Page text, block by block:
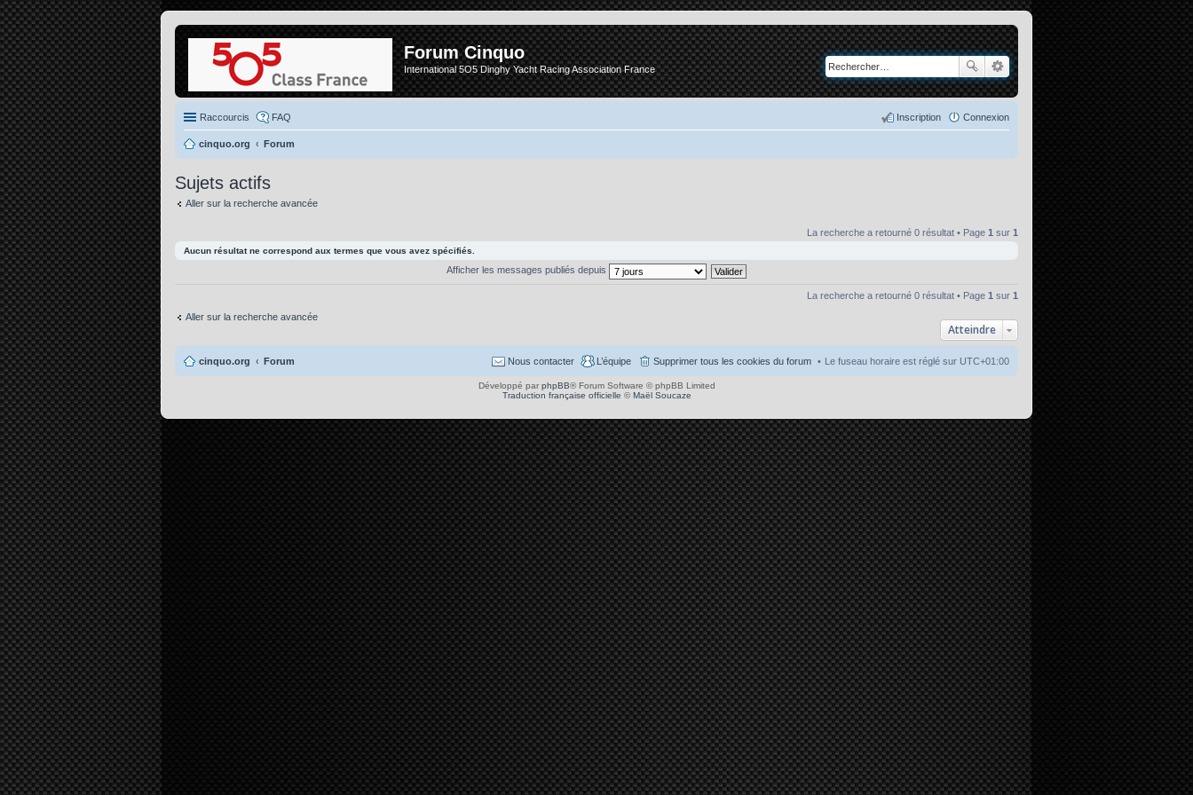
Forum Cinquo
International 5O5 Dinghy Yacht Racing Association France
Raccourcis FAQ Connexion
Inscription
cinquo.org Forum
Sujets actifs
Aller sur la recherche avancée
La recherche a retourné 0 résultat • Page 1 sur 1
Aucun résultat ne correspond aux termes que vous avez spécifiés.
Afficher les messages publiés depuis
La recherche a retourné 0 résultat • Page 1 sur 1
Aller sur la recherche avancée
Atteindre
cinquo.org Forum Le fuseau horaire est réglé sur UTC+01:00
Supprimer tous les cookies du forum
L’équipe
Nous contacter
Développé par phpBB® Forum Software © phpBB Limited
Traduction française officielle ©Maël Soucaze